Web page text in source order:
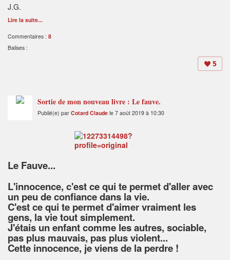
J.G.
Lire la suite...
Commentaires : 8
Balises :
5
Sortie de mon nouveau livre : Le fauve.
Publié(e) par Cotard Claude le 7 août 2019 à 10:30
Le Fauve...
L'innocence, c'est ce qui te permet d'aller avec
un peu de confiance dans la vie.
C'est ce qui te permet d'aimer vraiment les
gens, la vie tout simplement.
J'étais un enfant comme les autres, sociable,
pas plus mauvais, pas plus violent...
Cette innocence, je viens de la perdre !